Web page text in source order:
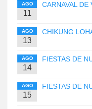
AGO
11
CARNAVAL DE
AGO
13
CHIKUNG
AGO
14
FIESTAS DE
AGO
15
FIESTAS DE